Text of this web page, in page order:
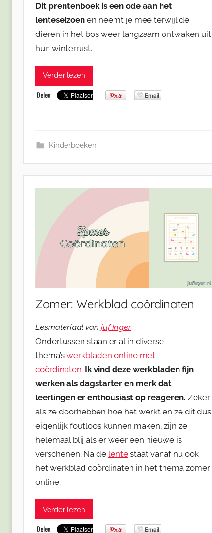
Dit prentenboek is een ode aan het
lenteseizoen en neemt je mee terwijl de
dieren in het bos weer langzaam ontwaken uit
hun winterrust.
Verder lezen
Kinderboeken
Zomer: Werkblad coördinaten
Lesmateriaal van juf Inger
Ondertussen staan er al in diverse
thema’s werkbladen online met
coördinaten. Ik vind deze werkbladen fijn
werken als dagstarter en merk dat
leerlingen er enthousiast op reageren. Zeker
als ze doorhebben hoe het werkt en ze dit dus
eigenlijk foutloos kunnen maken, zijn ze
helemaal blij als er weer een nieuwe is
verschenen. Na de lente staat vanaf nu ook
het werkblad coördinaten in het thema zomer
online.
Verder lezen